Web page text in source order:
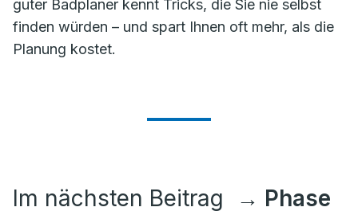
guter Badplaner kennt Tricks, die Sie nie selbst
finden würden – und spart Ihnen oft mehr, als die
Planung kostet.
Im nächsten Beitrag → Phase